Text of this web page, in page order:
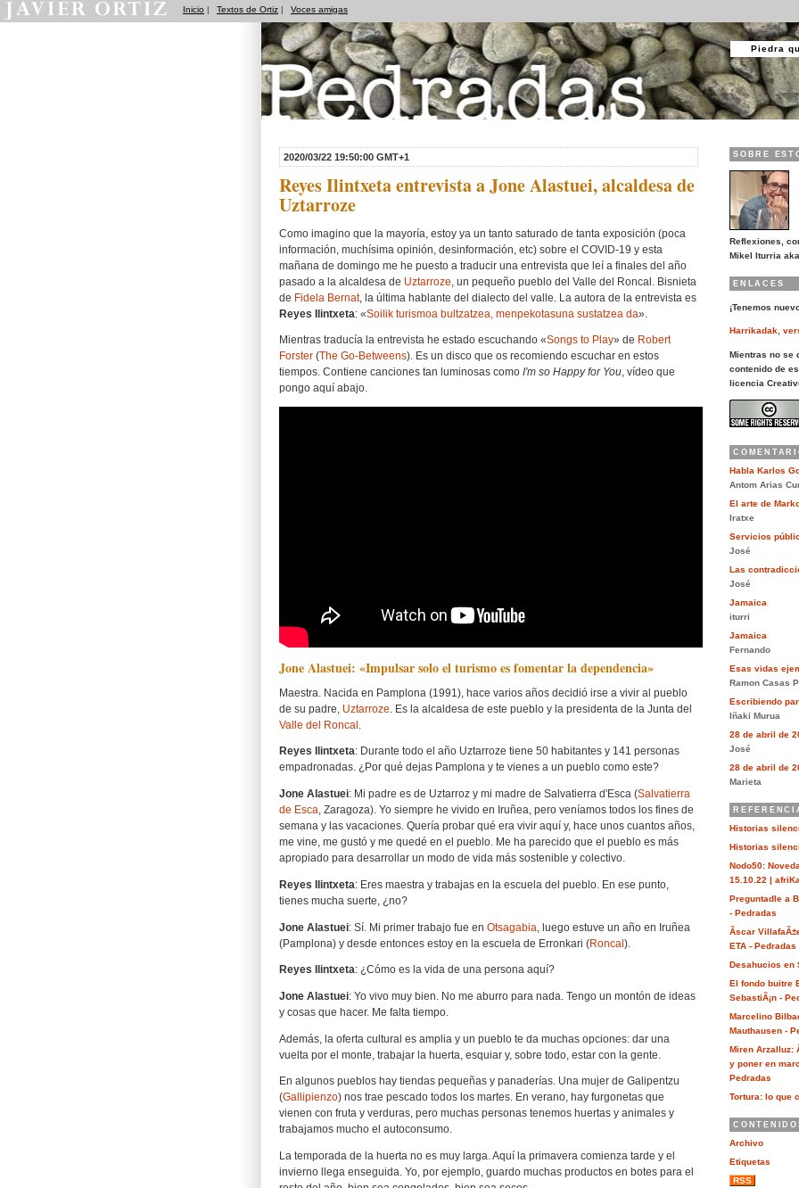
Inicio | Textos de Ortiz | Voces amigas
Piedra
2020/03/22 19:50:00 GMT+1
Reyes Ilintxeta entrevista a Jone Alastuei, alcaldesa de
Uztarroze
Como imagino que la mayoría, estoy ya un tanto saturado de tanta exposición (poca
información, muchísima opinión, desinformación, etc) sobre el COVID-19 y esta
mañana de domingo me he puesto a traducir una entrevista que leí a finales del año
pasado a la alcaldesa de Uztarroze , un pequeño pueblo del Valle del Roncal. Bisnieta
de Fidela Bernat, la última hablante del dialecto del valle. La autora de la entrevista es
Reyes Ilintxeta: «Soilik turismoa bultzatzea, menpekotasuna sustatzea da».
Mientras traducía la entrevista he estado escuchando «Songs to Play» de Robert
Forster (The Go-Betweens). Es un disco que os recomiendo escuchar en estos
tiempos. Contiene canciones tan luminosas como I'm so Happy for You , vídeo que
pongo aquí abajo.
Jone Alastuei: «Impulsar solo el turismo es fomentar la dependencia»
Maestra. Nacida en Pamplona (1991), hace varios años decidió irse a vivir al pueblo
de su padre, Uztarroze . Es la alcaldesa de este pueblo y la presidenta de la Junta del
Valle del Roncal
Reyes Ilintxeta: Durante todo el año Uztarroze tiene 50 habitantes y 141 personas
empadronadas. ¿Por qué dejas Pamplona y te vienes a un pueblo como este?
Jone Alastuei: Mi padre es de Uztarroz y mi madre de Salvatierra d'Esca (Salvatierra
de Esca Zaragoza). Yo siempre he vivido en Iruñea, pero veníamos todos los fines de
semana y las vacaciones. Quería probar qué era vivir aquí y, hace unos cuantos años,
me vine, me gustó y me quedé en el pueblo. Me ha parecido que el pueblo es más
apropiado para desarrollar un modo de vida más sostenible y colectivo.
Reyes Ilintxeta: Eres maestra y trabajas en la escuela del pueblo. En ese punto,
tienes mucha suerte, ¿no?
Jone Alastuei: Sí. Mi primer trabajo fue en Otsagabia , luego estuve un año en Iruñea
(Pamplona) y desde entonces estoy en la escuela de Erronkari (Roncal).
Reyes Ilintxeta: ¿Cómo es la vida de una persona aquí?
Jone Alastuei: Yo vivo muy bien. No me aburro para nada. Tengo un montón de ideas
y cosas que hacer. Me falta tiempo.
Además, la oferta cultural es amplia y un pueblo te da muchas opciones: dar una
vuelta por el monte, trabajar la huerta, esquiar y, sobre todo, estar con la gente.
En algunos pueblos hay tiendas pequeñas y panaderías. Una mujer de Galipentzu
(Gallipienzo) nos trae pescado todos los martes. En verano, hay furgonetas que
vienen con fruta y verduras, pero muchas personas tenemos huertas y animales y
trabajamos mucho el autoconsumo.
La temporada de la huerta no es muy larga. Aquí la primavera comienza tarde y el
invierno llega enseguida. Yo, por ejemplo, guardo muchas productos en botes para el
SOBRE
Reflexiones,
Mikel Iturria
ENLACES
¡Tenemos
Harrikadak,
Mientras no se
contenido de
licencia
Habla Karlos
Antom Arias
El arte de
Iratxe
Servicios
José
Las
José
Jamaica
iturri
Jamaica
Fernando
Esas vidas
Ramon Casas
Escribiendo
Iñaki Murua
28 de abril de
José
28 de abril de
Marieta
Historias
Historias
Nodo50:
15.10.22 |
Preguntadle a
- Pedradas
Ãscar
ETA - Pedradas
Desahucios en
El fondo buitre
SebastiÃ¡n -
Marcelino
Mauthausen -
Miren Arzalluz:
y poner en
Pedradas
Tortura: lo que
Archivo
Etiquetas
RSS